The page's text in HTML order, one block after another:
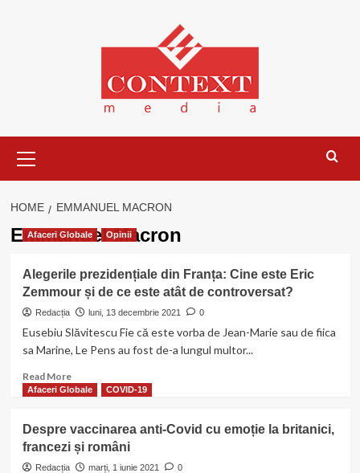
Menu
HOME EMMANUEL MACRON
Emmanuel Macron
Afaceri Globale Opinii
Alegerile prezidențiale din Franța: Cine este Eric
Zemmour și de ce este atât de controversat?
Redacția luni, 13 decembrie 2021 0
Eusebiu Slăvitescu Fie că este vorba de Jean-Marie sau de fiica
sa Marine, Le Pens au fost de-a lungul multor...
Read MoreRead
more
prezidențiale
din
Franța:
Afaceri Globale COVID-19
Despre vaccinarea anti-Covid cu emoție la britanici,
francezi și români
Redacția marți, 1 iunie 2021 0